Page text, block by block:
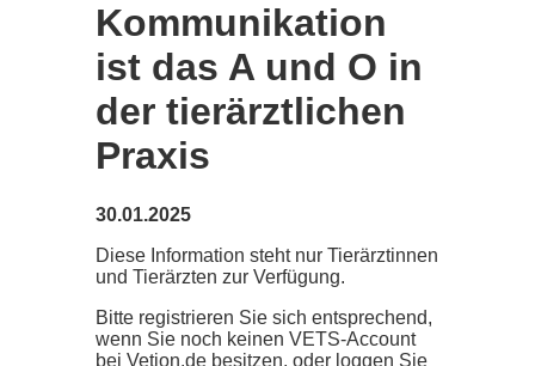
Kommunikation
ist das A und O in
der tierärztlichen
Praxis
30.01.2025
Diese Information steht nur Tierärztinnen
und Tierärzten zur Verfügung.
Bitte registrieren Sie sich entsprechend,
wenn Sie noch keinen VETS-Account
bei Vetion.de besitzen, oder loggen Sie